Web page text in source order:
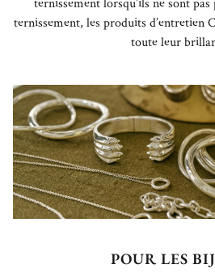
ternissement, les produits d’entretien
toute leur
POUR LES